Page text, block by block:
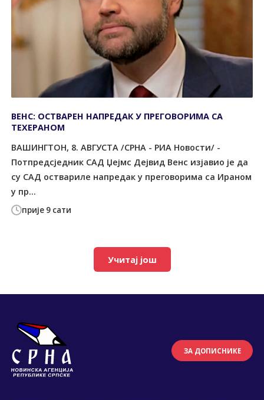
прије 9 сати
ВЕНС: ОСТВАРЕН НАПРЕДАК У ПРЕГОВОРИМА СА
ТЕХЕРАНОМ
ВАШИНГТОН, 8. АВГУСТА /СРНА - РИА Новости/ -
Потпредсједник САД Џејмс Дејвид Венс изјавио је да
су САД оствариле напредак у преговорима са Ираном
у пр...
Учитај још
ЗА ДОПИСНИКЕ